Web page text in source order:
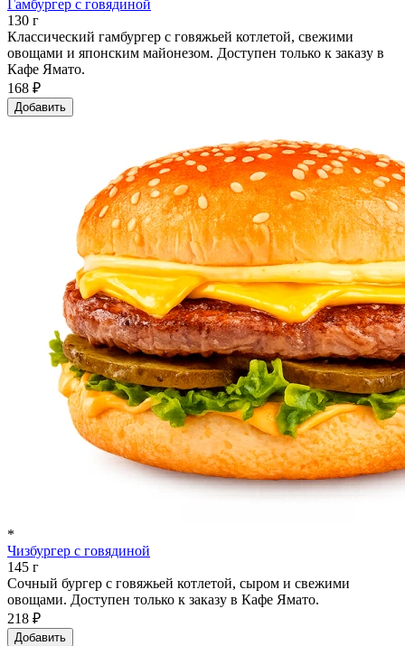
Гамбургер с говядиной
130 г
Классический гамбургер с говяжьей котлетой, свежими
овощами и японским майонезом. Доступен только к заказу в
Кафе Ямато.
168 ₽
Добавить
*
Чизбургер с говядиной
145 г
Сочный бургер с говяжьей котлетой, сыром и свежими
овощами. Доступен только к заказу в Кафе Ямато.
218 ₽
Добавить